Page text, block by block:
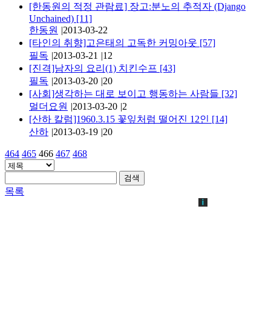
[한동원의 적정 관람료] 장고:분노의 추적자 (Django
Unchained) [11]
한동원 |2013-03-22
[타인의 취향]고은태의 고독한 커밍아웃 [57]
필독 |2013-03-21 |12
[진격]남자의 요리(1) 치킨수프 [43]
필독 |2013-03-20 |20
[사회]생각하는 대로 보이고 행동하는 사람들 [32]
멀더요원 |2013-03-20 |2
[산하 칼럼]1960.3.15 꽃잎처럼 떨어진 12인 [14]
산하 |2013-03-19 |20
464 465 466 467 468
검색
목록